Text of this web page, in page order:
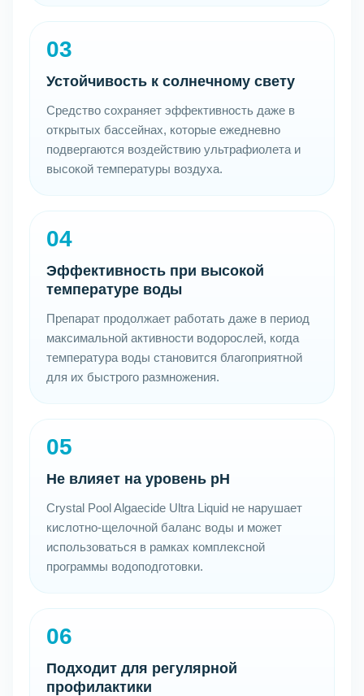
03
Устойчивость к солнечному свету
Средство сохраняет эффективность даже в
открытых бассейнах, которые ежедневно
подвергаются воздействию ультрафиолета и
высокой температуры воздуха.
04
Эффективность при высокой
температуре воды
Препарат продолжает работать даже в период
максимальной активности водорослей, когда
температура воды становится благоприятной
для их быстрого размножения.
05
Не влияет на уровень pH
Crystal Pool Algaecide Ultra Liquid не нарушает
кислотно-щелочной баланс воды и может
использоваться в рамках комплексной
программы водоподготовки.
06
Подходит для регулярной
профилактики